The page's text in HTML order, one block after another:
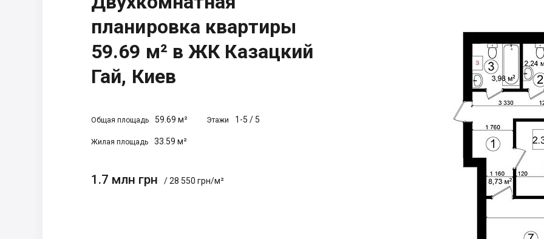
планировка квартиры
59.69 м² в ЖК Казацкий
Гай, Киев
Общая площадь 59.69 м² Этажи 1-5 / 5
Жилая площадь 33.59 м²
1.7 млн грн / 28 550 грн/м²